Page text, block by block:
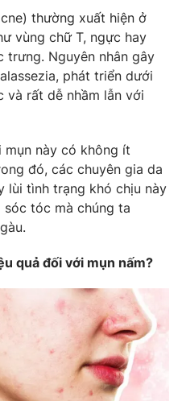
thường xuất hiện ở
vùng chữ T, ngực hay
trưng. Nguyên nhân gây
phát triển dưới
và rất dễ nhầm lẫn với
mụn này có không ít
đó, các chuyên gia da
lùi tình trạng khó chịu này
tóc mà chúng ta
quả đối với mụn nấm?